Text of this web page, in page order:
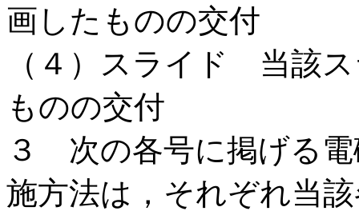
画したものの交付
（４）スライド 当該
ものの交付
３ 次の各号に掲げる
施方法は，それぞれ当